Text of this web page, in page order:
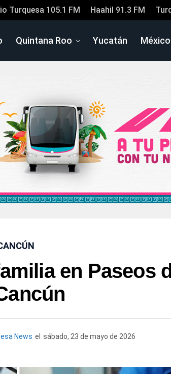
Turquesa 105.1 FM Haahil 91.3 FM
Quintana Roo Yucatán México
en Paseos
News el sábado, 23 de mayo de 2026